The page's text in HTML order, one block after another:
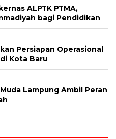
ALPTK PTMA,
bagi Pendidikan
Persiapan Operasional
Kota Baru
Lampung Ambil Peran